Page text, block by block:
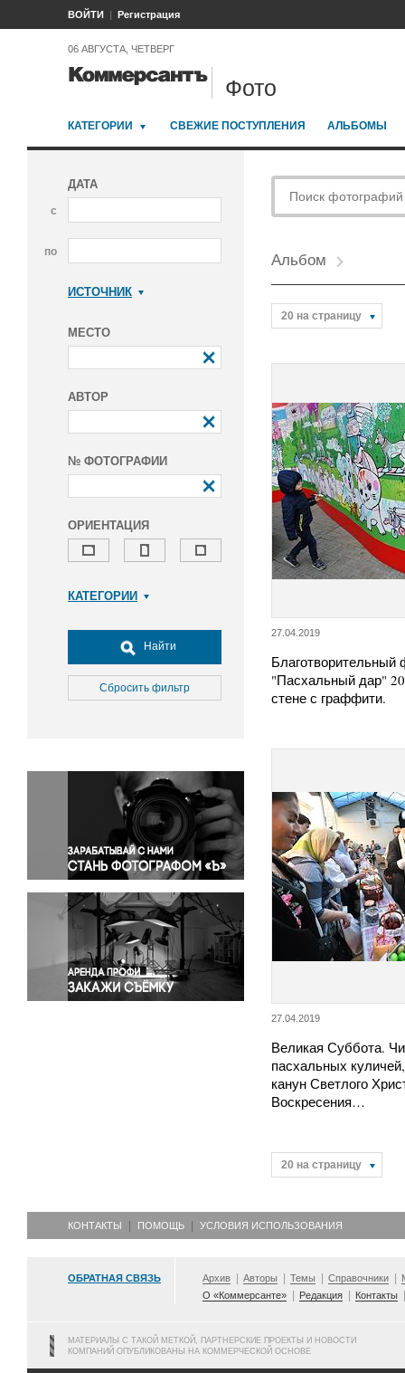
ВОЙТИ Регистрация
06 АВГУСТА, ЧЕТВЕРГ
Фото
КАТЕГОРИИ СВЕЖИЕ ПОСТУПЛЕНИЯ АЛЬБОМЫ
ДАТА
с
по
ИСТОЧНИК
МЕСТО
АВТОР
№ ФОТОГРАФИИ
ОРИЕНТАЦИЯ
КАТЕГОРИИ
Досуг, туризм и отдых
Культура
Медицина
Окружающая среда
Политика
Правосудие
Происшествия и конфликты
Религия
Светская жизнь
Спорт
Экология
Экономика и бизнес
Найти
Сбросить фильтр
Альбом
20 на страницу
27.04.2019
Благотворительный
"Пасхальный дар"
стене с граффити.
27.04.2019
Великая Суббота.
пасхальных
канун Светлого
Воскресения…
20 на страницу
КОНТАКТЫ ПОМОЩЬ УСЛОВИЯ ИСПОЛЬЗОВАНИЯ
ОБРАТНАЯ СВЯЗЬ Архив Авторы Темы Справочники
О «Коммерсанте»
Редакция Контакты
МАТЕРИАЛЫ С ТАКОЙ МЕТКОЙ, ПАРТНЕРСКИЕ ПРОЕКТЫ И НОВОСТИ
КОМПАНИЙ ОПУБЛИКОВАНЫ НА КОММЕРЧЕСКОЙ ОСНОВЕ